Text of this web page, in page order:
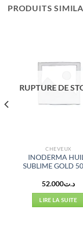
PRODUITS
RUPTURE DE
CHEVEUX
INODERMA
SUBLIME GOLD
د.ت52.000
LIRE LA SUITE